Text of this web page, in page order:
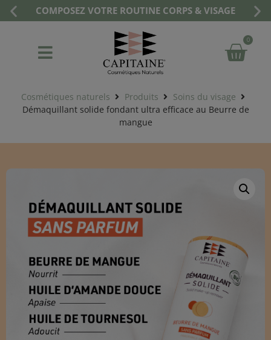
COMPOSEZ VOTRE ROUTINE CORPS & VISAGE
0
Cosmétiques naturels Produits
Soins du visage
Démaquillant solide fondant ultra efficace au Beurre de
mangue